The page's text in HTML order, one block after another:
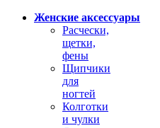
Женские аксессуары
Расчески,
щетки,
фены
Щипчики
для
ногтей
Колготки
и чулки